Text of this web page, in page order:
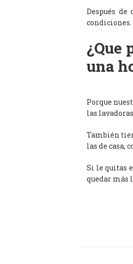
Después
condiciones.
¿Que
una
Porque
las
También
las de casa,
Si le quitas
quedar más